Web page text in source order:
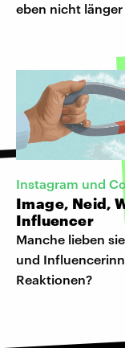
eben nicht
Instagram und
Image, Neid,
Influencer
Manche lieben
und
Reaktionen?